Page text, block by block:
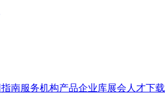
指南服务机构产品企业库展会 人才下载